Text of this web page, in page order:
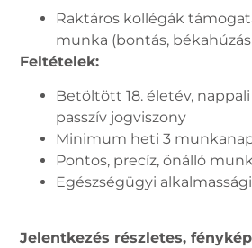
Raktáros kollégák
munka (bontás,
Feltételek:
Betöltött 18. életév,
passzív jogviszony
Minimum heti 3
Pontos, precíz, önálló
Egészségügyi
Jelentkezés részletes,